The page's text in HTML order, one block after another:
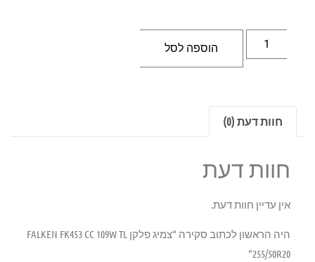
הוספה לסל
חוות דעת (0)
חוות דעת
אין עדיין חוות דעת.
היה הראשון לכתוב סקירה “צמיג פלקן FALKEN FK453 CC 109W TL
255/50R20”